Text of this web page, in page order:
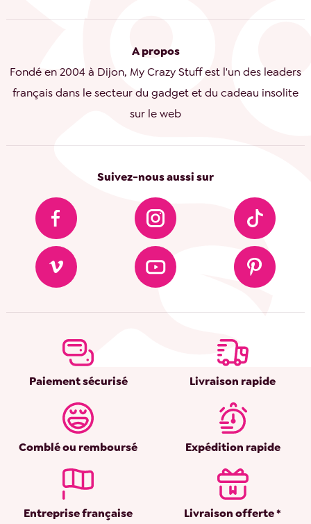
A propos
Fondé en 2004 à Dijon, My Crazy Stuff est l'un des leaders
français dans le secteur du gadget et du cadeau insolite
sur le web
Suivez-nous aussi sur
Paiement sécurisé Livraison rapide
Comblé ou remboursé Expédition rapide
Entreprise française Livraison offerte *